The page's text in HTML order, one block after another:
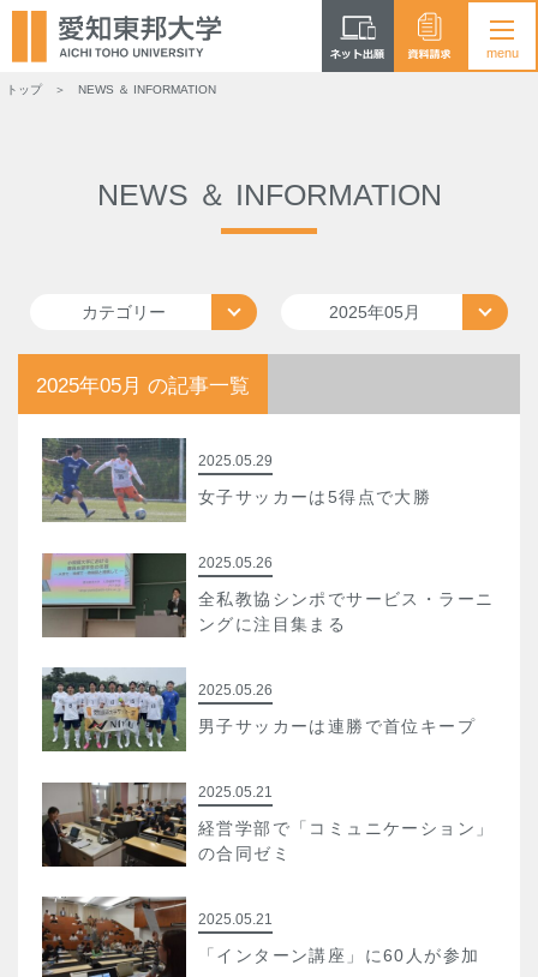
トップ NEWS ＆ INFORMATION
NEWS ＆ INFORMATION
カテゴリー 2025年05月
2025年05月 の記事一覧
2025.05.29
女子サッカーは5得点で大勝
2025.05.26
全私教協シンポでサービス・ラーニ
ングに注目集まる
2025.05.26
男子サッカーは連勝で首位キープ
2025.05.21
経営学部で「コミュニケーション」
の合同ゼミ
2025.05.21
「インターン講座」に60人が参加